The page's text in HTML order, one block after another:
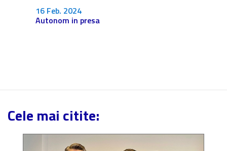
16 Feb. 2024
Autonom in presa
Cele mai citite: